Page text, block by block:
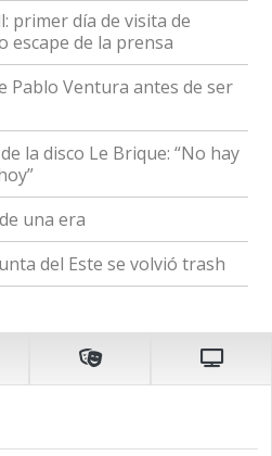
primer día de visita de
escape de la prensa
Pablo Ventura antes de ser
la disco Le Brique: “No hay
una era
del Este se volvió trash